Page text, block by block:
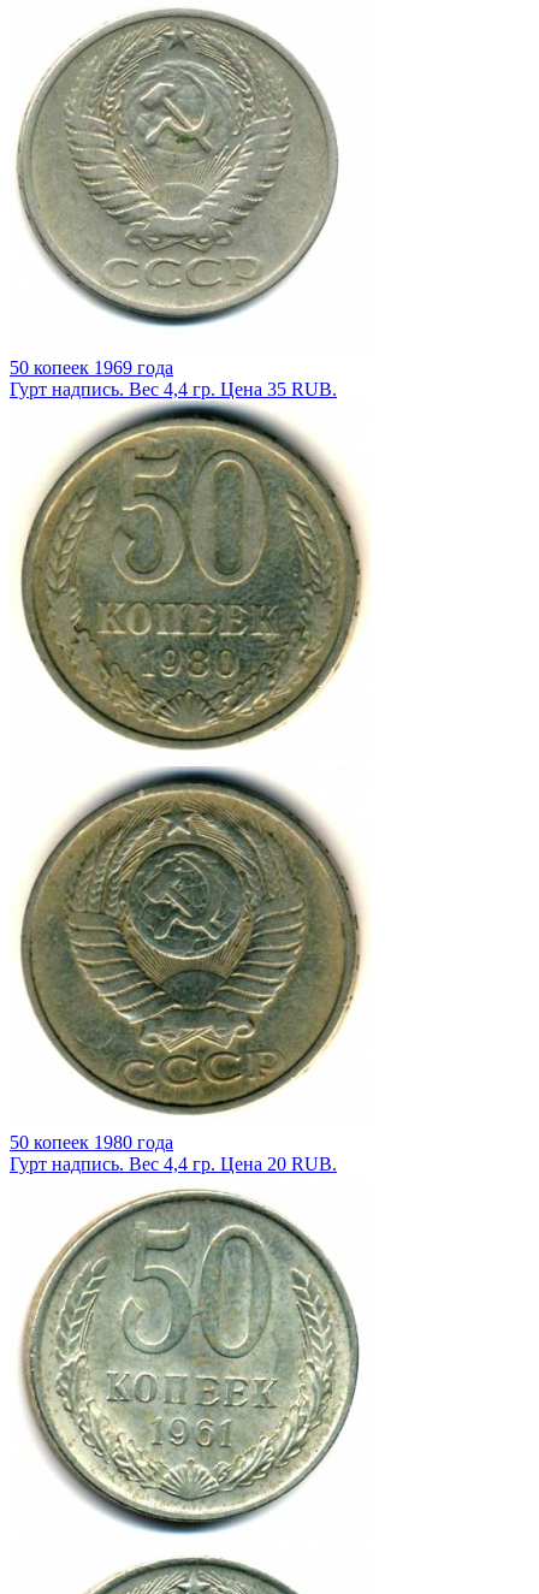
50 копеек 1969 года
Гурт надпись. Вес 4,4 гр. Цена 35 RUB.
50 копеек 1980 года
Гурт надпись. Вес 4,4 гр. Цена 20 RUB.